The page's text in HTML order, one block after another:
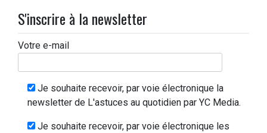
S'inscrire à la newsletter
Votre e-mail
Je souhaite recevoir, par voie électronique la
newsletter de L'astuces au quotidien par YC Media.
Je souhaite recevoir, par voie électronique les